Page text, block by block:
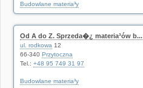
Budowlane materia³y
Od A do Z. Sprzeda�¿ materia³ów b...
ul. rodkowa 12
66-340 Przytoczna
Tel.: +48 95 749 31 97
Budowlane materia³y